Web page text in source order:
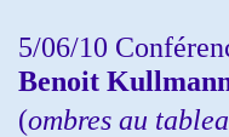
5/06/10
Benoit
(ombres au